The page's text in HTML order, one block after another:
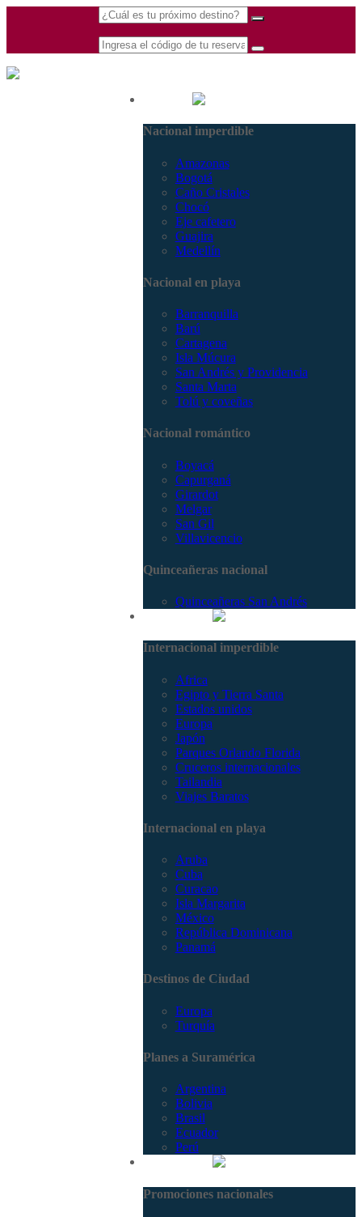
Nacional imperdible
Amazonas
Bogotá
Caño Cristales
Chocó
Eje cafetero
Guajira
Medellín
Nacional en playa
Barranquilla
Barú
Cartagena
Isla Múcura
San Andrés y Providencia
Santa Marta
Tolú y coveñas
Nacional romántico
Boyacá
Capurganá
Girardot
Melgar
San Gil
Villavicencio
Quinceañeras nacional
Quinceañeras San Andrés
Internacional imperdible
Africa
Egipto y Tierra Santa
Estados unidos
Europa
Japón
Parques Orlando Florida
Cruceros internacionales
Tailandia
Viajes Baratos
Internacional en playa
Aruba
Cuba
Curacao
Isla Margarita
México
República Dominicana
Panamá
Destinos de Ciudad
Europa
Turquía
Planes a Suramérica
Argentina
Bolivia
Brasil
Ecuador
Perú
Promociones nacionales